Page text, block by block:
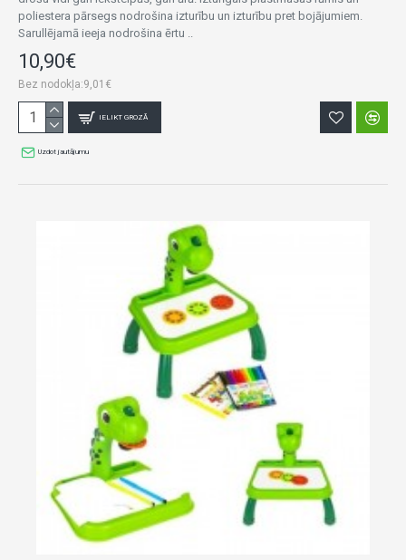
poliestera pārsegs nodrošina izturību un izturību pret bojājumiem.
Sarullējamā ieeja nodrošina ērtu ..
10,90€
Bez nodokļa:9,01€
IELIKT GROZĀ
Uzdot jautājumu